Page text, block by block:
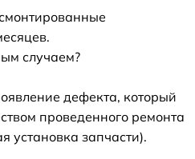
случаем?
дефекта, который
проведенного ремонта
установка запчасти).